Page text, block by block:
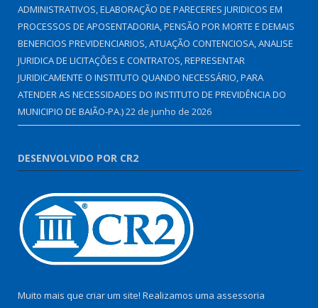
ADMINISTRATIVOS, ELABORAÇÃO DE PARECERES JURIDICOS EM
PROCESSOS DE APOSENTADORIA, PENSÃO POR MORTE E DEMAIS
BENEFICIOS PREVIDENCIARIOS, ATUAÇÃO CONTENCIOSA, ANALISE
JURIDICA DE LICITAÇÕES E CONTRATOS, REPRESENTAR
JURIDICAMENTE O INSTITUTO QUANDO NECESSÁRIO, PARA
ATENDER AS NECESSIDADES DO INSTITUTO DE PREVIDÊNCIA DO
MUNICIPIO DE BAIÃO-PA.)22 de junho de 2026
DESENVOLVIDO POR CR2
Muito mais que criar um site! Realizamos uma assessoria